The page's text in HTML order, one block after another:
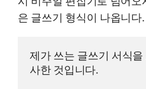
은 글쓰기 형식이 나옵니다.
제가 쓰는 글쓰기 서식
사한 것입니다.